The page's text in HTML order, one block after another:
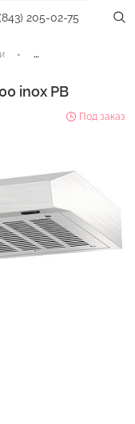
205-02-75
Козырьковые вытяжки
inox PB
Под заказ